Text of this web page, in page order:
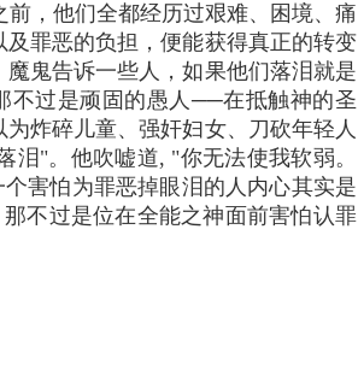
前，他们全都经历过艰难、困境、痛
罪恶的负担，便能获得真正的转变
鬼告诉一些人，如果他们落泪就是
不过是顽固的愚人──在抵触神的圣
炸碎儿童、强奸妇女、刀砍年轻人
泪"。他吹嘘道, "你无法使我软弱。
害怕为罪恶掉眼泪的人内心其实是
那不过是位在全能之神面前害怕认罪